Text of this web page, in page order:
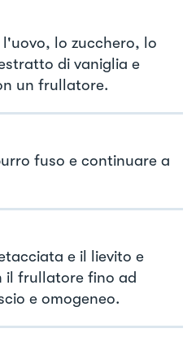
lo zucchero, lo
di vaniglia e
un frullatore.
fuso e continuare a
e il lievito e
il frullatore fino ad
e omogeneo.